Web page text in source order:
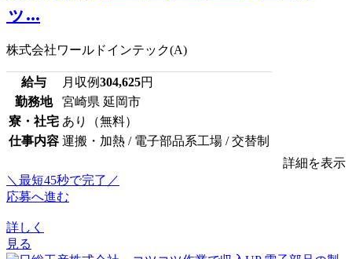
ッ...
株式会社ワールドインテック(A)
給与 月収例304,625円
勤務地
宮崎県 延岡市
寮・社宅 あり（無料）
仕事内容 運搬・加熱 / 電子部品系工場 / 交替制
詳細を表示
＼最短45秒で完了／
応募へ進む
詳しく
見る